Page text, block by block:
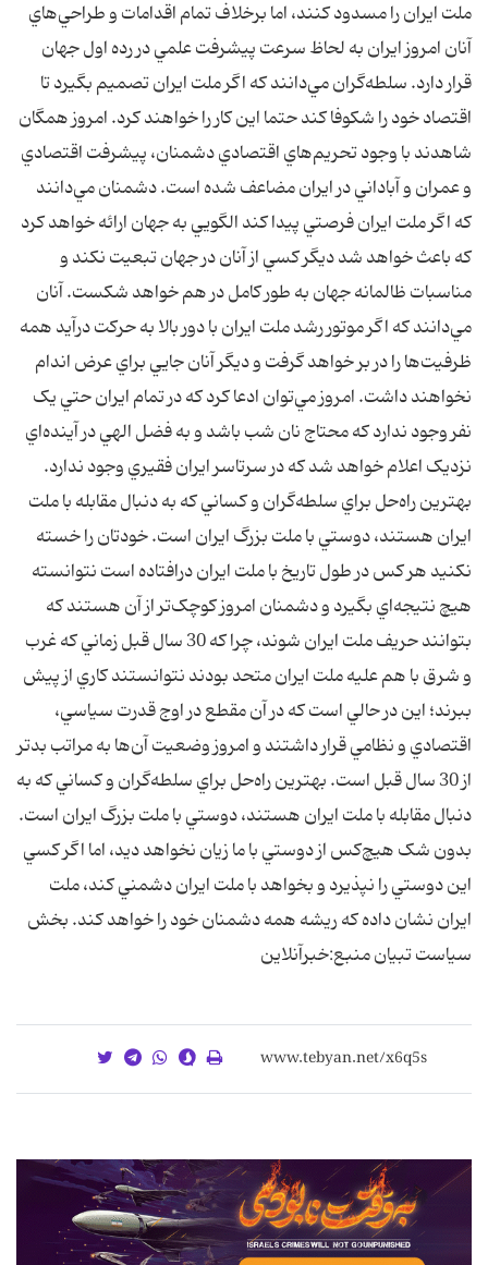
ملت ايران را مسدود کنند، اما برخلاف تمام اقدامات و طراحي‌هاي
آنان امروز ايران به لحاظ سرعت پيشرفت علمي در رده اول جهان
قرار دارد. سلطه‌گران مي‌دانند که اگر ملت ايران تصميم بگيرد تا
اقتصاد خود را شکوفا کند حتما اين کار را خواهند کرد. امروز همگان
شاهدند با وجود تحريم‌هاي اقتصادي دشمنان، پيشرفت اقتصادي
و عمران و آباداني در ايران مضاعف شده است. دشمنان مي‌دانند
که اگر ملت ايران فرصتي پيدا کند الگويي به جهان ارائه خواهد کرد
که باعث خواهد شد ديگر کسي از آنان در جهان تبعيت نکند و
مناسبات ظالمانه جهان به طور کامل در هم خواهد شکست. آنان
مي‌دانند که اگر موتور رشد ملت ايران با دور بالا به حرکت درآيد همه
ظرفيت‌ها را در بر خواهد گرفت و ديگر آنان جايي براي عرض اندام
نخواهند داشت. امروز مي‌توان ادعا کرد که در تمام ايران حتي يک
نفر وجود ندارد که محتاج نان شب باشد و به فضل الهي در آينده‌اي
نزديک اعلام خواهد شد که در سرتاسر ايران فقيري وجود ندارد.
بهترين راه‌حل براي سلطه‌گران و کساني که به دنبال مقابله با ملت
ايران هستند، دوستي با ملت بزرگ ايران است. خودتان را خسته
نکنيد هر کس در طول تاريخ با ملت ايران درافتاده است نتوانسته
هيچ نتيجه‌اي بگيرد و دشمنان امروز کوچک‌تر از آن هستند که
بتوانند حريف ملت ايران شوند، چرا که 30 سال قبل زماني که غرب
و شرق با هم عليه ملت ايران متحد بودند نتوانستند کاري از پيش
ببرند؛ اين در حالي است که در آن مقطع در اوج قدرت سياسي،
اقتصادي و نظامي قرار داشتند و امروز وضعيت آن‌ها به مراتب بدتر
از 30 سال قبل است. بهترين راه‌حل براي سلطه‌گران و کساني که به
دنبال مقابله با ملت ايران هستند، دوستي با ملت بزرگ ايران است.
بدون شک هيچ‌کس از دوستي با ما زيان نخواهد ديد، اما اگر کسي
اين دوستي را نپذيرد و بخواهد با ملت ايران دشمني کند، ملت
ايران نشان داده که ريشه همه دشمنان خود را خواهد کند. بخش
سياست تبيان منبع:خبرآنلاين